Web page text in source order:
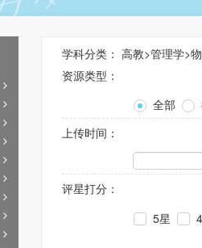
学科分类： 高教>管理学>
资源类型：
全部
上传时间：
评星打分：
5星